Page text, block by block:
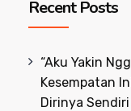
Recent Posts
“Aku Yakin
Kesempatan
Dirinya Sendiri